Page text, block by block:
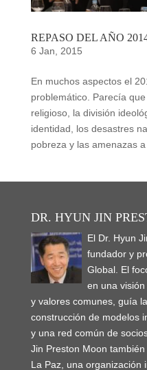
REPASO DEL AÑO
6 Jan, 2015
En muchos aspectos el
problemático. Parecía
religioso, la división
identidad, los desastres
pobreza y las amenazas
DR. HYUN JIN
El Dr. Hyun
fundador y
Global. El
en una
y valores comunes, guía
construcción de modelos
y una red común de
Jin Preston Moon
La Paz, una organización